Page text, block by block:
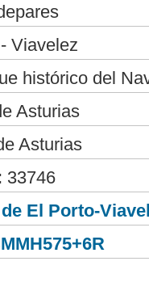
Viavelez
histórico del
Asturias
Asturias
33746
El Porto-